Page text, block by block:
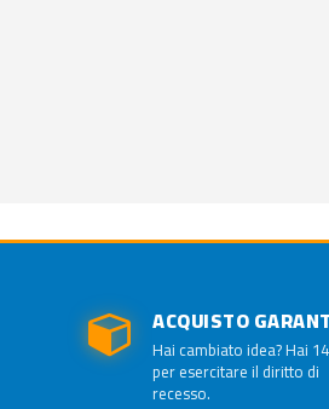
ACQUISTO
Hai cambiato idea? Hai
per esercitare il diritto di
recesso.